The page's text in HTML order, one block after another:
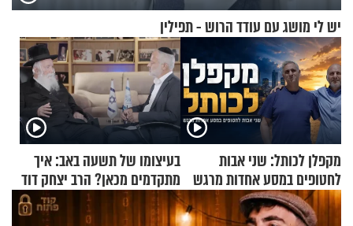
יש לי מושג עם עודד הרוש - תפילין
מקפלן לכותל: שני אבות
לחטופים במסע אחדות מרגש
בעיצומו של תשעה באב: איך
מתקדמים מכאן? הרב יצחק דוד
גרוסמן בשיחה מיוחדת